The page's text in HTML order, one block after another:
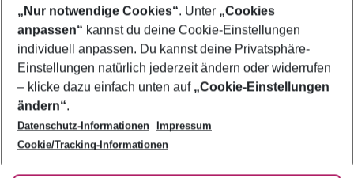
Footer
Footer navigation
Über uns
AGB
Bestpreisgarantie
Cookie-Einstellungen ändern
Cookie-Richtlinie
Agenturbetreuung
Barrierefreies Reisen
Folge uns
„Nur notwendige Cookies“. Unter „Cookies
anpassen“ kannst du deine Cookie-Einstellungen
individuell anpassen. Du kannst deine Privatsphäre-
Einstellungen natürlich jederzeit ändern oder widerrufen
– klicke dazu einfach unten auf „Cookie-Einstellungen
ändern“.
Datenschutz-Informationen
Impressum
Cookie/Tracking-Informationen